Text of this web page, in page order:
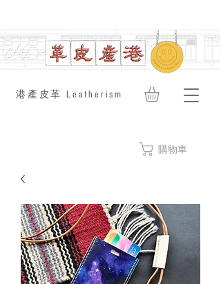
​港產皮革 Leatherism
購物車